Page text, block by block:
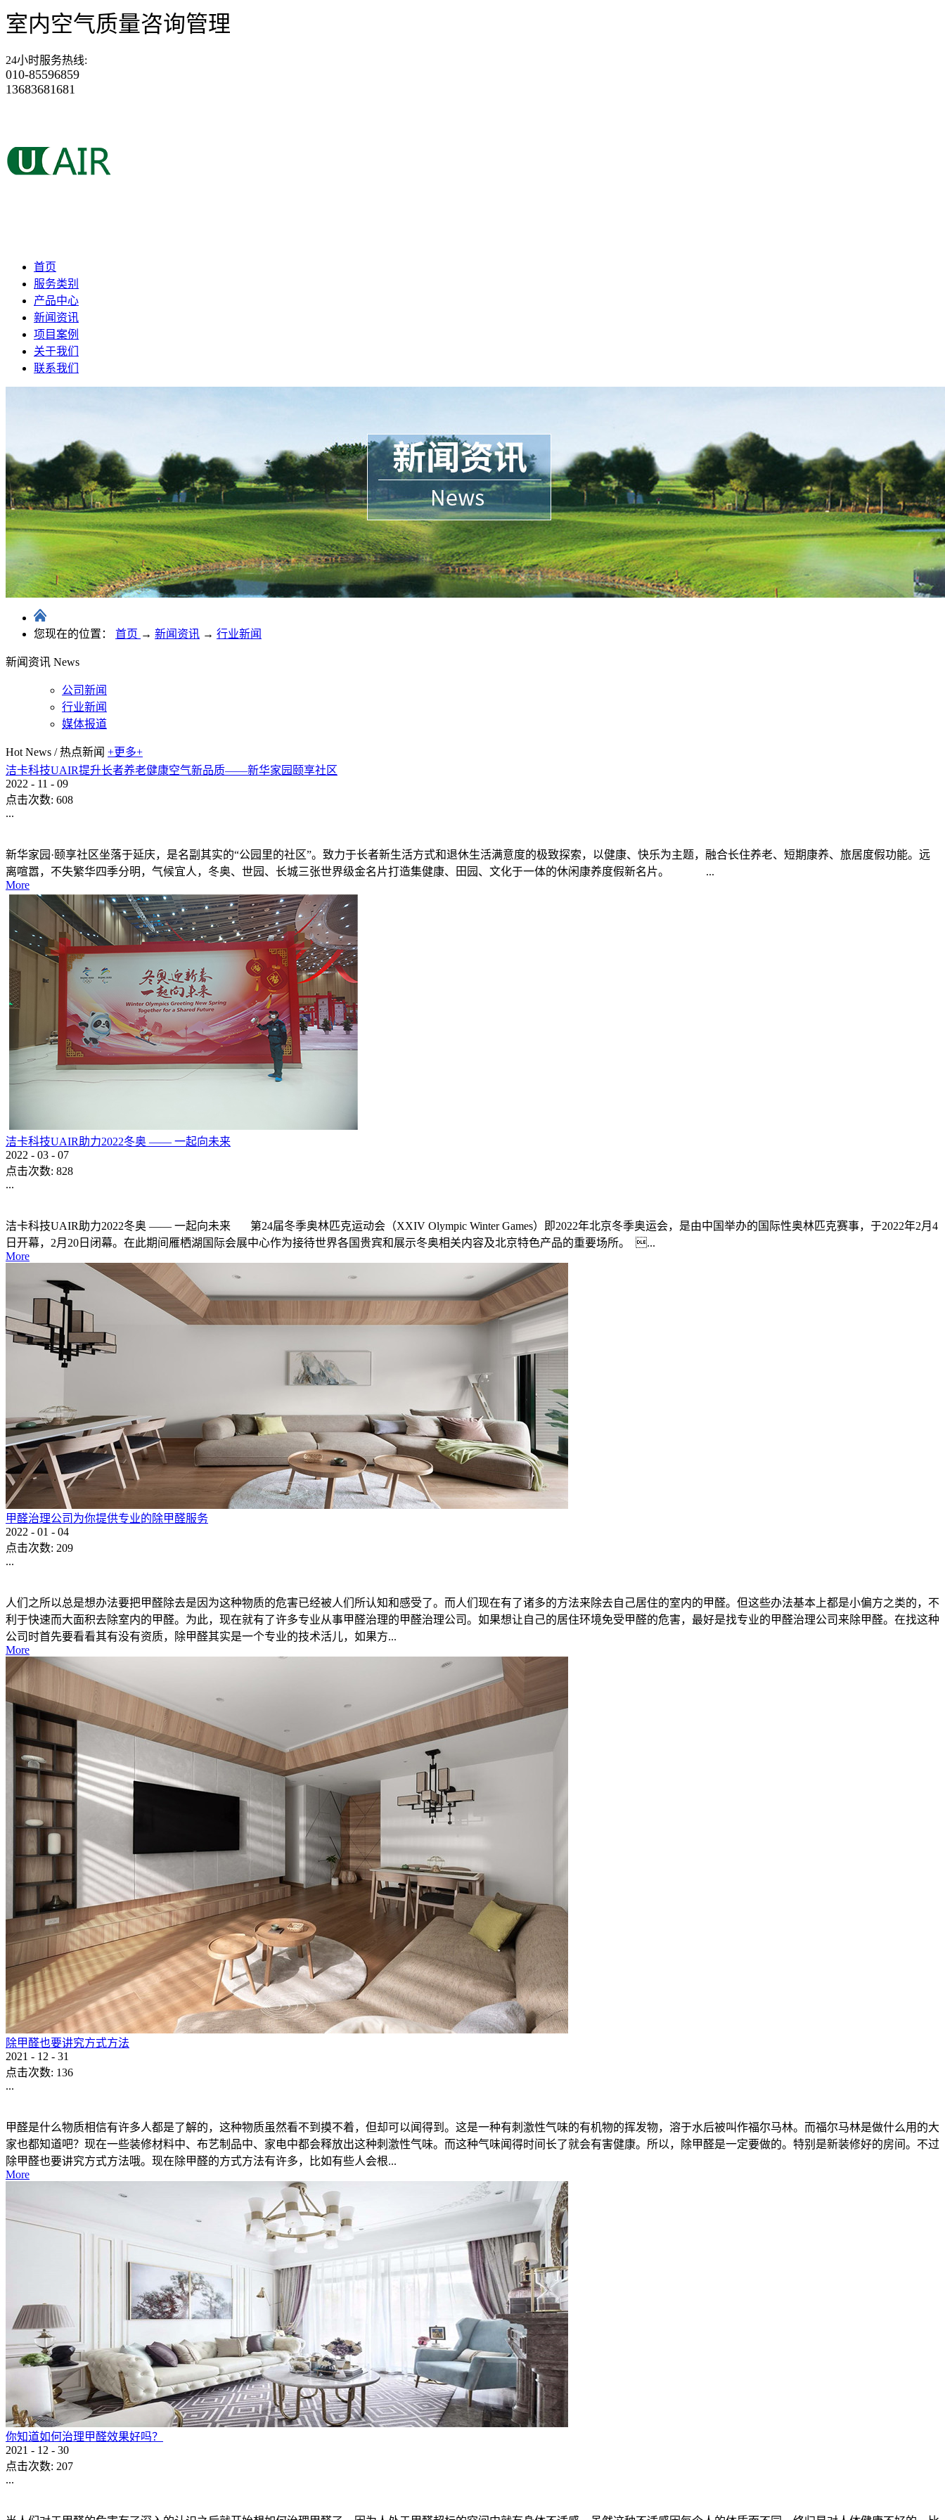
室内空气质量咨询管理
24小时服务热线:
010-85596859
13683681681
首页
服务类别
产品中心
新闻资讯
项目案例
关于我们
联系我们
您现在的位置： 首页 → 新闻资讯 → 行业新闻
新闻资讯 News
公司新闻
行业新闻
媒体报道
Hot News / 热点新闻 +更多+
洁卡科技UAIR提升长者养老健康空气新品质——新华家园颐享社区
2022 - 11 - 09
点击次数: 608
...
新华家园·颐享社区坐落于延庆，是名副其实的“公园里的社区”。致力于长者新生活方式和退休生活满意度的极致探索，以健康、快乐为主题，融合长住养老、短期康养、旅居度假功能。远
离喧嚣，不失繁华四季分明，气候宜人，冬奥、世园、长城三张世界级金名片打造集健康、田园、文化于一体的休闲康养度假新名片。 ...
More
洁卡科技UAIR助力2022冬奥 —— 一起向未来
2022 - 03 - 07
点击次数: 828
...
洁卡科技UAIR助力2022冬奥 —— 一起向未来 第24届冬季奥林匹克运动会（XXIV Olympic Winter Games）即2022年北京冬季奥运会，是由中国举办的国际性奥林匹克赛事，于2022年2月4
日开幕，2月20日闭幕。在此期间雁栖湖国际会展中心作为接待世界各国贵宾和展示冬奥相关内容及北京特色产品的重要场所。 ...
More
甲醛治理公司为你提供专业的除甲醛服务
2022 - 01 - 04
点击次数: 209
...
人们之所以总是想办法要把甲醛除去是因为这种物质的危害已经被人们所认知和感受了。而人们现在有了诸多的方法来除去自己居住的室内的甲醛。但这些办法基本上都是小偏方之类的，不
利于快速而大面积去除室内的甲醛。为此，现在就有了许多专业从事甲醛治理的甲醛治理公司。如果想让自己的居住环境免受甲醛的危害，最好是找专业的甲醛治理公司来除甲醛。在找这种
公司时首先要看看其有没有资质，除甲醛其实是一个专业的技术活儿，如果方...
More
除甲醛也要讲究方式方法
2021 - 12 - 31
点击次数: 136
...
甲醛是什么物质相信有许多人都是了解的，这种物质虽然看不到摸不着，但却可以闻得到。这是一种有刺激性气味的有机物的挥发物，溶于水后被叫作福尔马林。而福尔马林是做什么用的大
家也都知道吧？现在一些装修材料中、布艺制品中、家电中都会释放出这种刺激性气味。而这种气味闻得时间长了就会有害健康。所以，除甲醛是一定要做的。特别是新装修好的房间。不过
除甲醛也要讲究方式方法哦。现在除甲醛的方式方法有许多，比如有些人会根...
More
你知道如何治理甲醛效果好吗？
2021 - 12 - 30
点击次数: 207
...